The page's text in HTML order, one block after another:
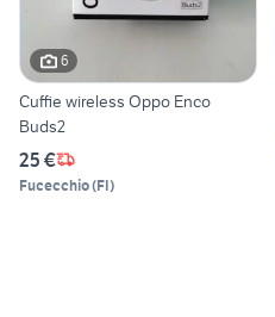
6
Cuffie wireless Oppo Enco
Buds2
25 €
Fucecchio(FI)